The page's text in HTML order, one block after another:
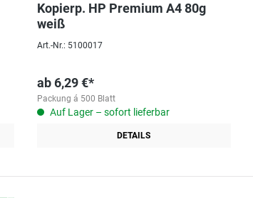
Kopierp. HP Premium A4 80g
weiß
Art.-Nr.: 5100017
ab6,29 €*
Packung á 500 Blatt
Auf Lager – sofort lieferbar
DETAILS